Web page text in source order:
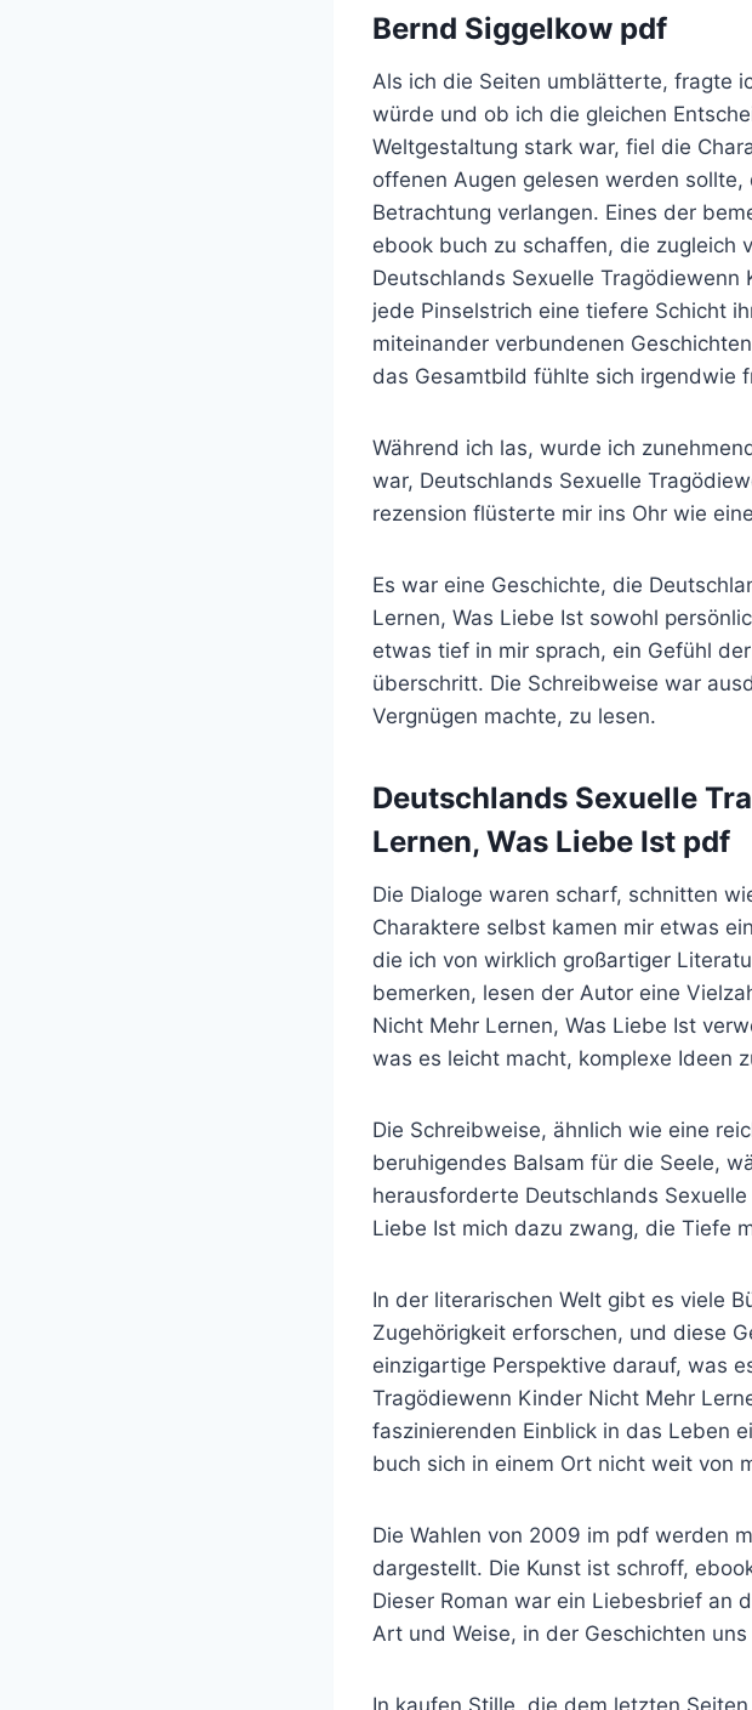
Bernd Siggelkow pdf
Als ich die Seiten umblätterte, fragte
würde und ob ich die gleichen
Weltgestaltung stark war, fiel die
offenen Augen gelesen werden
Betrachtung verlangen. Eines der
ebook buch zu schaffen, die
Deutschlands Sexuelle
jede Pinselstrich eine tiefere Schicht
miteinander verbundenen
das Gesamtbild fühlte sich irgendwie
Während ich las, wurde ich
war, Deutschlands Sexuelle
rezension flüsterte mir ins Ohr wie
Es war eine Geschichte, die
Lernen, Was Liebe Ist sowohl
etwas tief in mir sprach, ein Gefühl
überschritt. Die Schreibweise war
Vergnügen machte, zu lesen.
Deutschlands Sexuelle
Lernen, Was Liebe Ist pdf
Die Dialoge waren scharf, schnitten
Charaktere selbst kamen mir etwas
die ich von wirklich großartiger
bemerken, lesen der Autor eine
Nicht Mehr Lernen, Was Liebe Ist
was es leicht macht, komplexe Ideen
Die Schreibweise, ähnlich wie eine
beruhigendes Balsam für die Seele,
herausforderte Deutschlands
Liebe Ist mich dazu zwang, die Tiefe
In der literarischen Welt gibt es viele
Zugehörigkeit erforschen, und diese
einzigartige Perspektive darauf, was
Tragödiewenn Kinder Nicht Mehr
faszinierenden Einblick in das Leben
buch sich in einem Ort nicht weit von
Die Wahlen von 2009 im pdf werden
dargestellt. Die Kunst ist schroff,
Dieser Roman war ein Liebesbrief an
Art und Weise, in der Geschichten